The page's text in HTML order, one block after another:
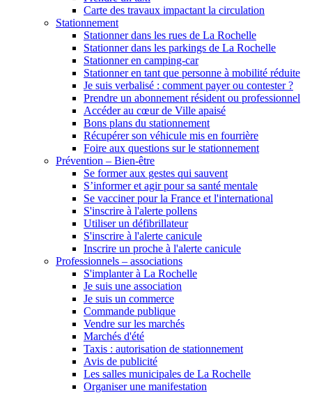
Carte des travaux impactant la circulation
Stationnement
Stationner dans les rues de La Rochelle
Stationner dans les parkings de La Rochelle
Stationner en camping-car
Stationner en tant que personne à mobilité réduite
Je suis verbalisé : comment payer ou contester ?
Prendre un abonnement résident ou professionnel
Accéder au cœur de Ville apaisé
Bons plans du stationnement
Récupérer son véhicule mis en fourrière
Foire aux questions sur le stationnement
Prévention – Bien-être
Se former aux gestes qui sauvent
S’informer et agir pour sa santé mentale
Se vacciner pour la France et l'international
S'inscrire à l'alerte pollens
Utiliser un défibrillateur
S'inscrire à l'alerte canicule
Inscrire un proche à l'alerte canicule
Professionnels – associations
S'implanter à La Rochelle
Je suis une association
Je suis un commerce
Commande publique
Vendre sur les marchés
Marchés d'été
Taxis : autorisation de stationnement
Avis de publicité
Les salles municipales de La Rochelle
Organiser une manifestation